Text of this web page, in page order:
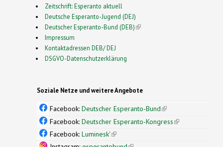
Zeitschrift: Esperanto aktuell
Deutsche Esperanto-Jugend (DEJ)
Deutscher Esperanto-Bund (DEB)(link is external)
Impressum
Kontaktadressen DEB/ DEJ
DSGVO-Datenschutzerklärung
Soziale Netze und weitere Angebote
Facebook: Deutscher Esperanto-Bund(link is
external)
Facebook: Deutscher Esperanto-Kongress(link is
Facebook: Luminesk'(link is external)